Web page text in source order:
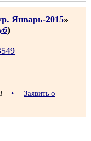
Январь-2015»
)
•
Заявить о